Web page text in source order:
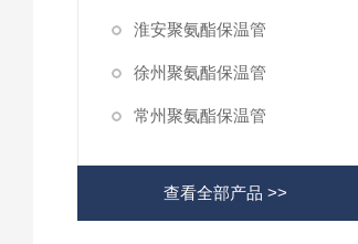
淮安聚氨酯保温管
徐州聚氨酯保温管
常州聚氨酯保温管
查看全部产品 >>